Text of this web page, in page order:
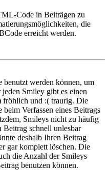
Code in Beiträgen zu
die
erreicht werden.
benutzt werden können, um
Smiley gibt es einen
fröhlich und :( traurig. Die
Verfassen eines Beitrags
Smileys nicht zu häufig
Beitrag schnell unlesbar
deshalb Ihren Beitrag
gar komplett löschen. Die
die Anzahl der Smileys
benutzen können.